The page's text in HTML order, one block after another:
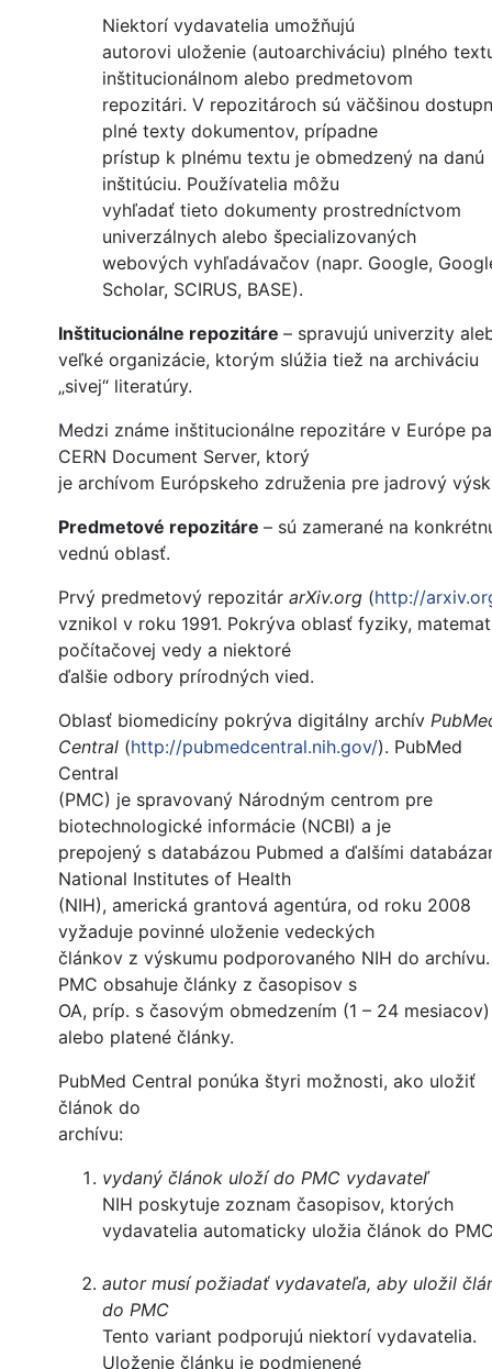
Niektorí vydavatelia umožňujú
autorovi uloženie (autoarchiváciu) plného
inštitucionálnom alebo predmetovom
repozitári. V repozitároch sú väčšinou
plné texty dokumentov, prípadne
prístup k plnému textu je obmedzený na danú
inštitúciu. Používatelia môžu
vyhľadať tieto dokumenty prostredníctvom
univerzálnych alebo špecializovaných
webových vyhľadávačov (napr. Google,
Scholar, SCIRUS, BASE).
Inštitucionálne repozitáre – spravujú univerzity
veľké organizácie, ktorým slúžia tiež na archiváciu
„sivej“ literatúry.
Medzi známe inštitucionálne repozitáre v Európe
CERN Document Server, ktorý
je archívom Európskeho združenia pre jadrový
Predmetové repozitáre – sú zamerané na
vednú oblasť.
Prvý predmetový repozitár arXiv.org (http://
vznikol v roku 1991. Pokrýva oblasť fyziky,
počítačovej vedy a niektoré
ďalšie odbory prírodných vied.
Oblasť biomedicíny pokrýva digitálny archív
Central (http://pubmedcentral.nih.gov/). PubMed
Central
(PMC) je spravovaný Národným centrom pre
biotechnologické informácie (NCBI) a je
prepojený s databázou Pubmed a ďalšími
National Institutes of Health
(NIH), americká grantová agentúra, od roku 2008
vyžaduje povinné uloženie vedeckých
článkov z výskumu podporovaného NIH do archívu.
PMC obsahuje články z časopisov s
OA, príp. s časovým obmedzením (1 – 24 mesiacov)
alebo platené články.
PubMed Central ponúka štyri možnosti, ako uložiť
článok do
archívu:
vydaný článok uloží do PMC vydavateľ
NIH poskytuje zoznam časopisov, ktorých
vydavatelia automaticky uložia článok do
autor musí požiadať vydavateľa, aby uložil
do PMC
Tento variant podporujú niektorí vydavatelia.
Uloženie článku je podmienené